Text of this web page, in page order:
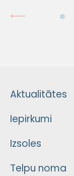
Aktualitātes
Iepirkumi
Izsoles
Telpu noma